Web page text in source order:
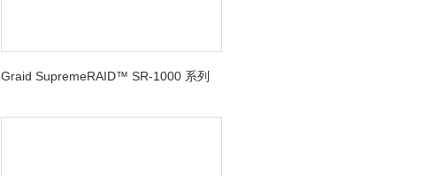
Graid SupremeRAID™ SR-1000 系列